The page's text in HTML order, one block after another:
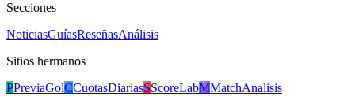
Secciones
NoticiasGuíasReseñasAnálisis
Sitios hermanos
PPreviaGolCCuotasDiariasSScoreLabMMatchAnalisis